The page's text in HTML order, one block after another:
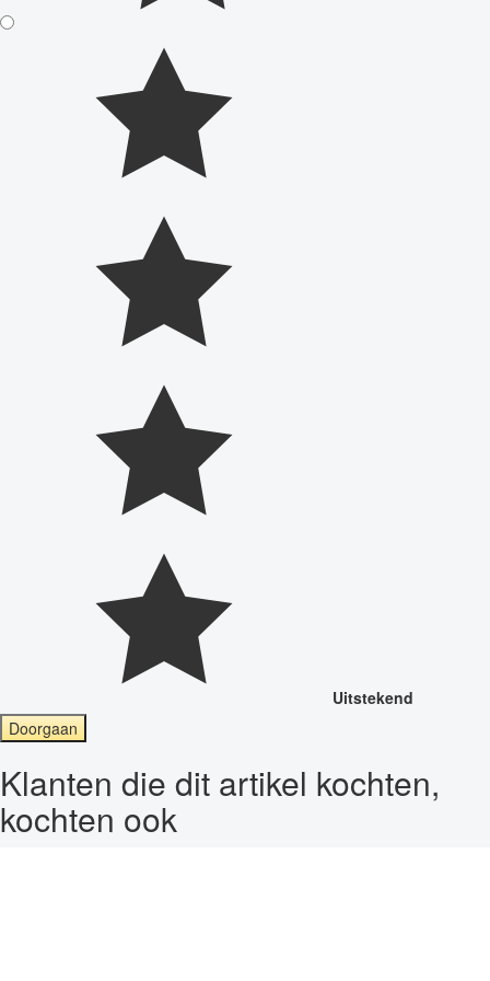
Uitstekend
Doorgaan
Klanten die dit artikel kochten,
kochten ook